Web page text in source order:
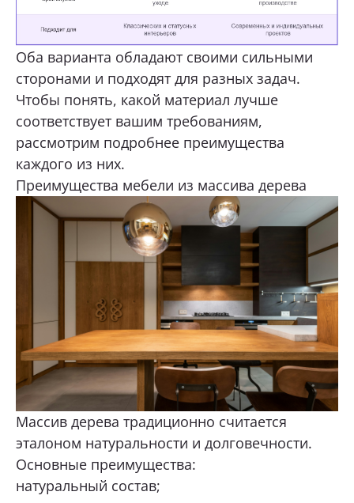
Оба варианта обладают своими сильными
сторонами и подходят для разных задач.
Чтобы понять, какой материал лучше
соответствует вашим требованиям,
рассмотрим подробнее преимущества
каждого из них.
Преимущества мебели из массива дерева
Массив дерева традиционно считается
эталоном натуральности и долговечности.
Основные преимущества:
натуральный состав;